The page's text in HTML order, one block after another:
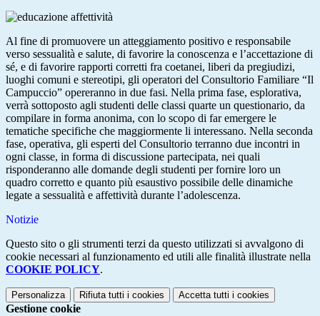
Al fine di promuovere un atteggiamento positivo e responsabile
verso sessualità e salute, di favorire la conoscenza e l’accettazione di
sé, e di favorire rapporti corretti fra coetanei, liberi da pregiudizi,
luoghi comuni e stereotipi, gli operatori del Consultorio Familiare “Il
Campuccio” opereranno in due fasi. Nella prima fase, esplorativa,
verrà sottoposto agli studenti delle classi quarte un questionario, da
compilare in forma anonima, con lo scopo di far emergere le
tematiche specifiche che maggiormente li interessano. Nella seconda
fase, operativa, gli esperti del Consultorio terranno due incontri in
ogni classe, in forma di discussione partecipata, nei quali
risponderanno alle domande degli studenti per fornire loro un
quadro corretto e quanto più esaustivo possibile delle dinamiche
legate a sessualità e affettività durante l’adolescenza.
Notizie
Questo sito o gli strumenti terzi da questo utilizzati si avvalgono di
cookie necessari al funzionamento ed utili alle finalità illustrate nella
COOKIE POLICY.
Personalizza Rifiuta tutti i cookies Accetta tutti i cookies
Gestione cookie